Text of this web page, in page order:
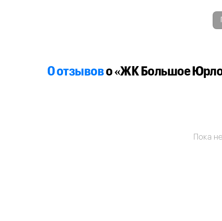
0 отзывово «ЖК Большое
Пока